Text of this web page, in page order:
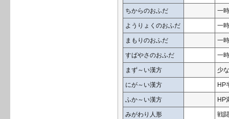
ちからのおふだ 一
ようりょくのおふだ 一
まもりのおふだ 一
すばやさのおふだ 一
まず～い漢方 少
にが～い漢方 HP
ふか～い漢方 HP
みがわり人形 戦